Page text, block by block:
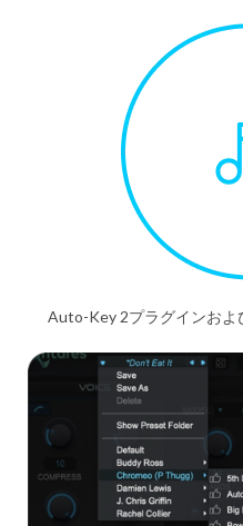
Auto-Key 2プラグインお